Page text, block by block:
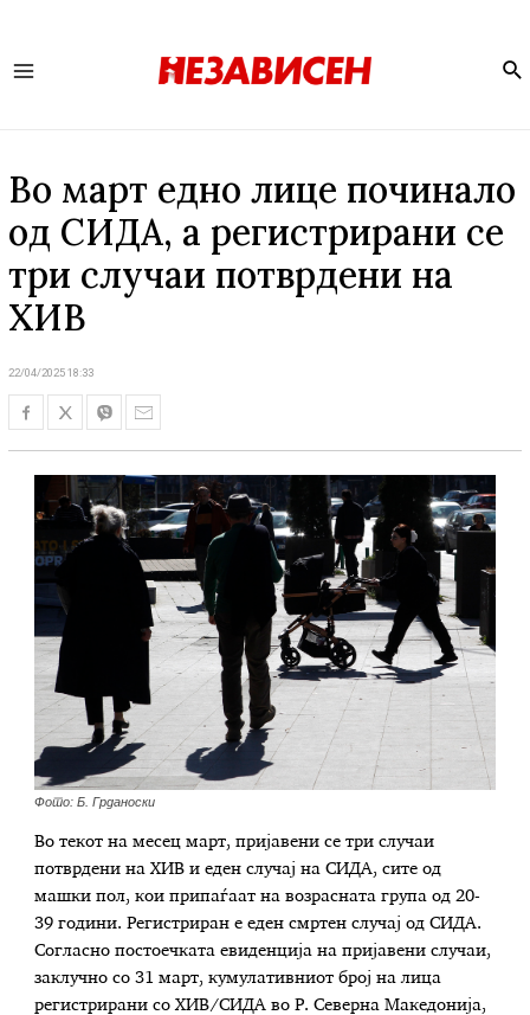
Во март едно лице починало
од СИДА, а регистрирани се
три случаи потврдени на
ХИB
22/04/2025 18:33
Фото: Б. Грданоски
Во текот на месец март, пријавени се три случаи
потврдени на ХИВ и еден случај на СИДА, сите од
машки пол, кои припаѓаат на возрасната група од 20-
39 години. Регистриран е еден смртен случај од СИДА.
Согласно постоечката евиденција на пријавени случаи,
заклучно со 31 март, кумулативниот број на лица
регистрирани со ХИВ/СИДА во Р. Северна Македонија,